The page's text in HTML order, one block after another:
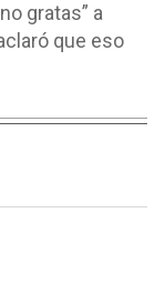
gratas” a
que eso